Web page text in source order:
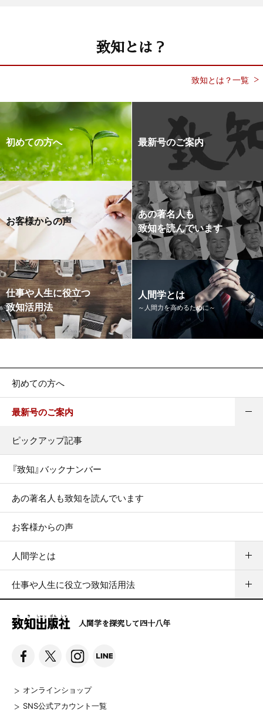
致知とは？
致知とは？一覧
初めての方へ 最新号のご案内
お客様からの声
あの著名人も
致知を読んでいます
仕事や人生に役立つ
致知活用法
人間学とは
～人間力を高めるために～
初めての方へ
最新号のご案内
ピックアップ記事
『致知』バックナンバー
あの著名人も致知を読んでいます
お客様からの声
人間学とは
仕事や人生に役立つ致知活用法
人間学を探究して四十八年
オンラインショップ
SNS公式アカウント一覧